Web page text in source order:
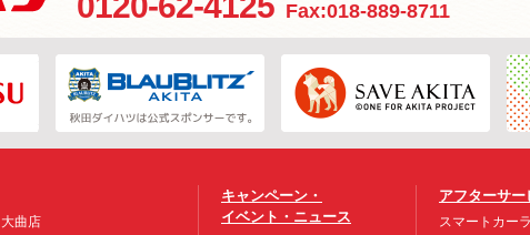
Fax:018-889-8711
大曲店
キャンペーン・
イベント・ニュース
アフターサー
スマートカー